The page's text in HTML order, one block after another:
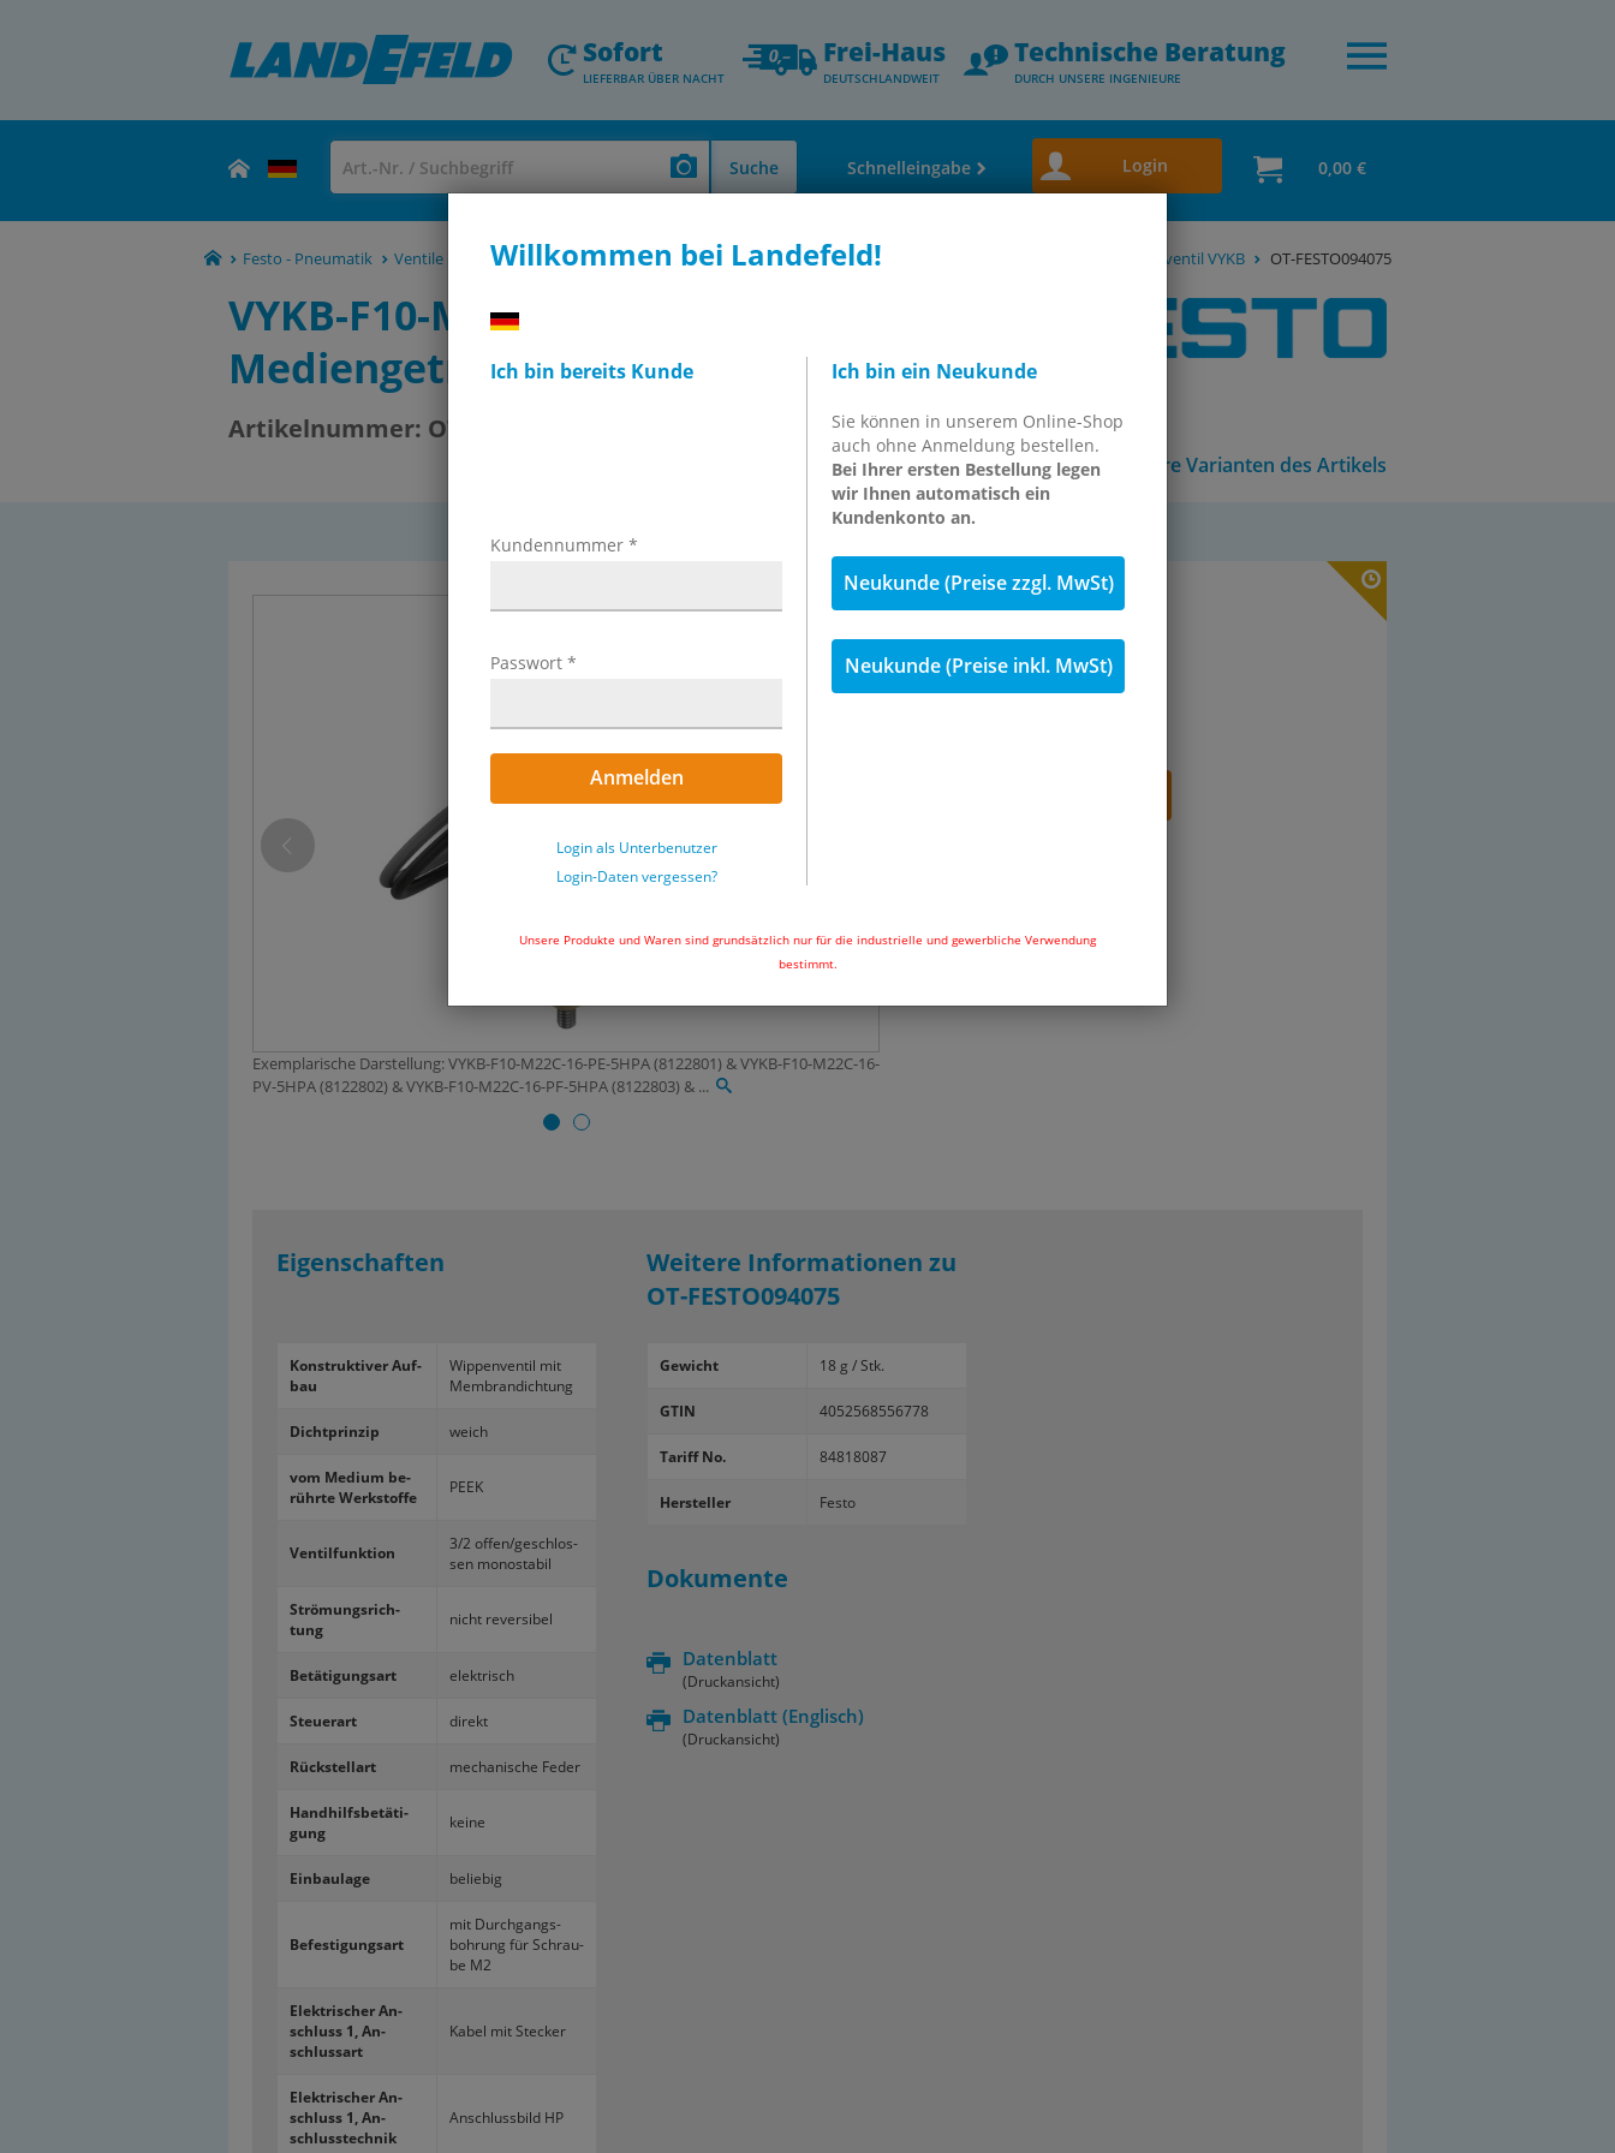
Willkommen bei Landefeld!
Ich bin bereits Kunde
Kundennummer *
Passwort *
Anmelden
Login als Unterbenutzer
Login-Daten vergessen?
Ich bin ein Neukunde
Sie können in unserem Online-Shop
auch ohne Anmeldung bestellen.
Bei Ihrer ersten Bestellung legen
wir Ihnen automatisch ein
Kundenkonto an.
Neukunde (Preise zzgl. MwSt)
Neukunde (Preise inkl. MwSt)
Unsere Produkte und Waren sind grundsätzlich nur für die industrielle und gewerbliche Verwendung
bestimmt.
Sofort
LIEFERBAR ÜBER NACHT
Frei-Haus
DEUTSCHLANDWEIT
Technische Beratung
DURCH UNSERE INGENIEURE
Suche Schnelleingabe Login 0,00 €
Festo - Pneumatik Ventile und Ventilinseln Prozessventile Elektrisch betätigte Medienventile Mediengetrenntes Magnetventil VYKB OT-FESTO094075
VYKB-F10-M32-16-PF-1HPA (8122812)
MediengetrenntesMagnetventil
Artikelnummer: OT-FESTO094075
Andere Varianten des Artikels
Exemplarische Darstellung: VYKB-F10-M22C-16-PE-5HPA (8122801) & VYKB-F10-M22C-16-
PV-5HPA (8122802) & VYKB-F10-M22C-16-PF-5HPA (8122803) & ...
214,65 € inkl. 19 % MwSt.
Menge Stk.
Eigenschaften
Kon­struk­ti­ver Auf­
bau
Wip­pen­ven­til mit
Mem­bran­dich­tung
Dicht­prin­zip weich
vom Me­di­um be­
rühr­te Werk­stof­fe
PEEK
Ven­til­funk­ti­on
3/2 offen/ge­schlos­
sen mo­no­sta­bil
Strö­mungs­rich­
tung
nicht re­ver­si­bel
Be­tä­ti­gungs­art elek­trisch
Steu­er­art di­rekt
Rück­stell­art me­cha­ni­sche Feder
Hand­hilfs­be­tä­ti­
gung
keine
Ein­bau­la­ge be­lie­big
Be­fes­ti­gungs­art
mit Durch­gangs­
boh­rung für Schrau­
be M2
Elek­tri­scher An­
schluss 1, An­
schluss­art
Kabel mit Ste­cker
Elek­tri­scher An­
schluss 1, An­
schluss­tech­nik
An­schluss­bild HP
Weitere Informationen zu
OT-FESTO094075
Gewicht 18 g / Stk.
GTIN 4052568556778
Tariff No. 84818087
Hersteller Festo
Dokumente
Datenblatt
(Druckansicht)
Datenblatt (Englisch)
(Druckansicht)